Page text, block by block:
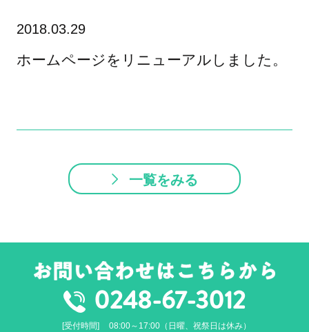
2018.03.29
ホームページをリニューアルしました。
一覧をみる
受付時間 08:00～17:00（日曜、祝祭日は休み）
0248-67-3012